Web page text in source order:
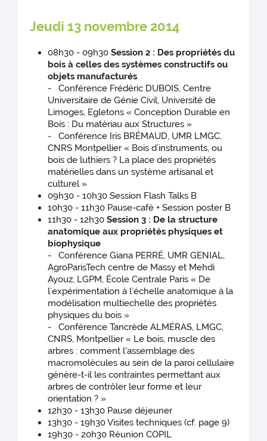
Jeudi 13 novembre 2014
08h30 - 09h30Session 2 : Des propriétés du
bois à celles des systèmes constructifs ou
objets manufacturés
- Conférence Frédéric DUBOIS, Centre
Universitaire de Génie Civil, Université de
Limoges, Egletons « Conception Durable en
Bois : Du matériau aux Structures »
- Conférence Iris BRÉMAUD, UMR LMGC,
CNRS Montpellier « Bois d’instruments, ou
bois de luthiers ? La place des propriétés
matérielles dans un système artisanal et
culturel »
09h30 - 10h30 Session Flash Talks B
10h30 - 11h30 Pause-café + Session poster B
11h30 - 12h30Session 3 : De la structure
anatomique aux propriétés physiques et
biophysique
- Conférence Giana PERRÉ, UMR GENIAL,
AgroParisTech centre de Massy et Mehdi
Ayouz, LGPM, École Centrale Paris « De
l’expérimentation à l’échelle anatomique à la
modélisation multiechelle des propriétés
physiques du bois »
- Conférence Tancrède ALMÉRAS, LMGC,
CNRS, Montpellier « Le bois, muscle des
arbres : comment l'assemblage des
macromolécules au sein de la paroi cellulaire
génère-t-il les contraintes permettant aux
arbres de contrôler leur forme et leur
orientation ? »
12h30 - 13h30 Pause déjeuner
13h30 - 19h30 Visites techniques (cf. page 9)
19h30 - 20h30 Réunion COPIL